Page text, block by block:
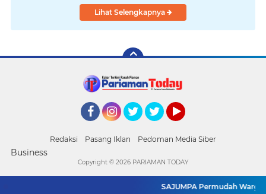
Lihat Selengkapnya
Redaksi Pasang Iklan Pedoman Media Siber
Business
SAJUMPA Permudah Warga
Copyright © 2026 PARIAMAN TODAY